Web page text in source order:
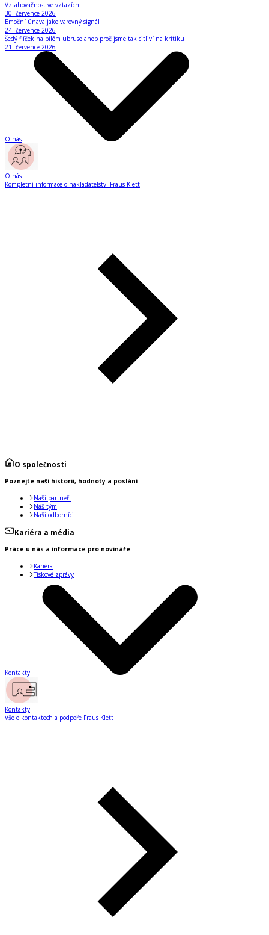
Vztahovačnost ve vztazích
30. července 2026
Emoční únava jako varovný signál
24. července 2026
Šedý flíček na bílém ubruse aneb proč jsme tak citliví na kritiku
21. července 2026
O nás
O nás
Kompletní informace o nakladatelství Fraus Klett
O společnosti
Poznejte naší historii, hodnoty a poslání
Naši partneři
Náš tým
Naši odborníci
Kariéra a média
Práce u nás a informace pro novináře
Kariéra
Tiskové zprávy
Kontakty
Kontakty
Vše o kontaktech a podpoře Fraus Klett